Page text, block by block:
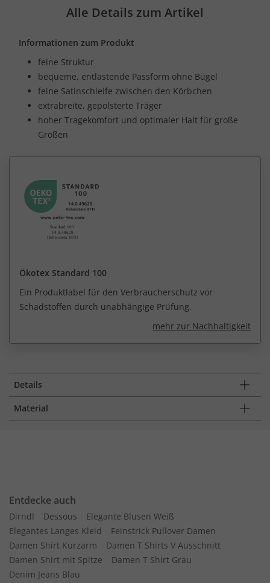
Alle Details zum Artikel
Informationen zum Produkt
feine Struktur
bequeme, entlastende Passform ohne Bügel
feine Satinschleife zwischen den Körbchen
extrabreite, gepolsterte Träger
hoher Tragekomfort und optimaler Halt für große
Größen
Ökotex Standard 100
Ein Produktlabel für den Verbraucherschutz vor
Schadstoffen durch unabhängige Prüfung.
mehr zur Nachhaltigkeit
Details
Material
Entdecke auch
Dirndl Dessous
Elegante Blusen Weiß
Elegantes Langes Kleid
Feinstrick Pullover Damen
Damen Shirt Kurzarm
Damen T Shirts V Ausschnitt
Damen Shirt mit Spitze
Damen T Shirt Grau
Denim Jeans Blau